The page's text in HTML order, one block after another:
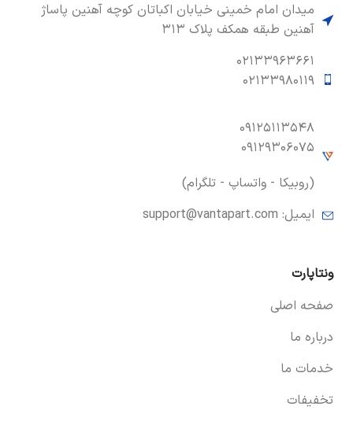
میدان امام خمینی خیابان اکباتان کوچه آهنین پاساژ
آهنین طبقه همکف پلاک ۳۱۳
۰۲۱۳۳۹۶۳۶۶۱
۰۲۱۳۳۹۸۰۱۱۹
۰۹۱۲۵۱۱۳۵۴۸
۰۹۱۲۹۳۰۶۰۷۵
(روبیکا - واتساپ - تلگرام)
ایمیل: support@vantapart.com
ونتاپارت
صفحه اصلی
درباره ما
خدمات ما
تخفیفات